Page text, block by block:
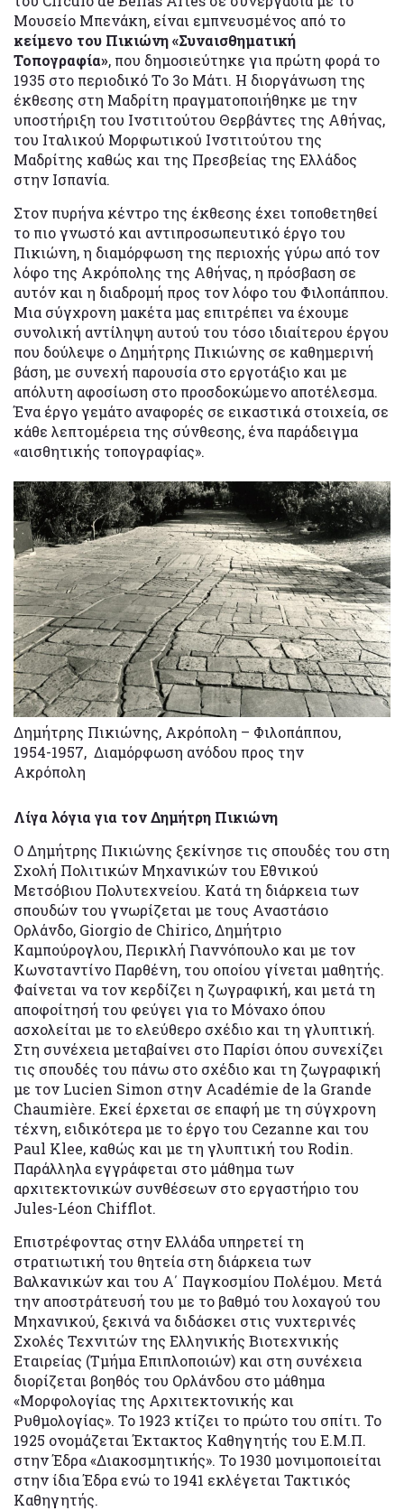
Μουσείο Μπενάκη, είναι εμπνευσμένος από το
κείμενο του Πικιώνη «Συναισθηματική
Τοπογραφία», που δημοσιεύτηκε για πρώτη φορά το
1935 στο περιοδικό Το 3ο Μάτι. Η διοργάνωση της
έκθεσης στη Μαδρίτη πραγματοποιήθηκε με την
υποστήριξη του Ινστιτούτου Θερβάντες της Αθήνας,
του Ιταλικού Μορφωτικού Ινστιτούτου της
Μαδρίτης καθώς και της Πρεσβείας της Ελλάδος
στην Ισπανία.
Στον πυρήνα κέντρο της έκθεσης έχει τοποθετηθεί
το πιο γνωστό και αντιπροσωπευτικό έργο του
Πικιώνη, η διαμόρφωση της περιοχής γύρω από τον
λόφο της Ακρόπολης της Αθήνας, η πρόσβαση σε
αυτόν και η διαδρομή προς τον λόφο του Φιλοπάππου.
Μια σύγχρονη μακέτα μας επιτρέπει να έχουμε
συνολική αντίληψη αυτού του τόσο ιδιαίτερου έργου
που δούλεψε ο Δημήτρης Πικιώνης σε καθημερινή
βάση, με συνεχή παρουσία στο εργοτάξιο και με
απόλυτη αφοσίωση στο προσδοκώμενο αποτέλεσμα.
Ένα έργο γεμάτο αναφορές σε εικαστικά στοιχεία, σε
κάθε λεπτομέρεια της σύνθεσης, ένα παράδειγμα
«αισθητικής τοπογραφίας».
Δημήτρης Πικιώνης, Ακρόπολη – Φιλοπάππου,
1954-1957, Διαμόρφωση ανόδου προς την
Ακρόπολη
Λίγα λόγια για τον Δημήτρη Πικιώνη
Ο Δημήτρης Πικιώνης ξεκίνησε τις σπουδές του στη
Σχολή Πολιτικών Μηχανικών του Εθνικού
Μετσόβιου Πολυτεχνείου. Κατά τη διάρκεια των
σπουδών του γνωρίζεται με τους Αναστάσιο
Ορλάνδο, Giorgio de Chirico, Δημήτριο
Καμπούρογλου, Περικλή Γιαννόπουλο και με τον
Κωνσταντίνο Παρθένη, του οποίου γίνεται μαθητής.
Φαίνεται να τον κερδίζει η ζωγραφική, και μετά τη
αποφοίτησή του φεύγει για το Μόναχο όπου
ασχολείται με το ελεύθερο σχέδιο και τη γλυπτική.
Στη συνέχεια μεταβαίνει στο Παρίσι όπου συνεχίζει
τις σπουδές του πάνω στο σχέδιο και τη ζωγραφική
με τον Lucien Simon στην Académie de la Grande
Chaumière. Εκεί έρχεται σε επαφή με τη σύγχρονη
τέχνη, ειδικότερα με το έργο του Cezanne και του
Paul Klee, καθώς και με τη γλυπτική του Rodin.
Παράλληλα εγγράφεται στο μάθημα των
αρχιτεκτονικών συνθέσεων στο εργαστήριο του
Jules-Léon Chifflot.
Επιστρέφοντας στην Ελλάδα υπηρετεί τη
στρατιωτική του θητεία στη διάρκεια των
Βαλκανικών και του Α΄ Παγκοσμίου Πολέμου. Μετά
την αποστράτευσή του με το βαθμό του λοχαγού του
Μηχανικού, ξεκινά να διδάσκει στις νυχτερινές
Σχολές Τεχνιτών της Ελληνικής Βιοτεχνικής
Εταιρείας (Τμήμα Επιπλοποιών) και στη συνέχεια
διορίζεται βοηθός του Ορλάνδου στο μάθημα
«Μορφολογίας της Αρχιτεκτονικής και
Ρυθμολογίας». Το 1923 κτίζει το πρώτο του σπίτι. Το
1925 ονομάζεται Έκτακτος Καθηγητής του Ε.Μ.Π.
στην Έδρα «Διακοσμητικής». Το 1930 μονιμοποιείται
στην ίδια Έδρα ενώ το 1941 εκλέγεται Τακτικός
Καθηγητής.